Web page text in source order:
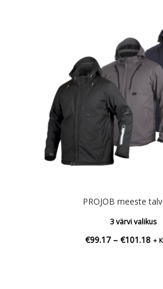
PROJOB meeste
3 värvi valikus
€99.17 – €101.18 +